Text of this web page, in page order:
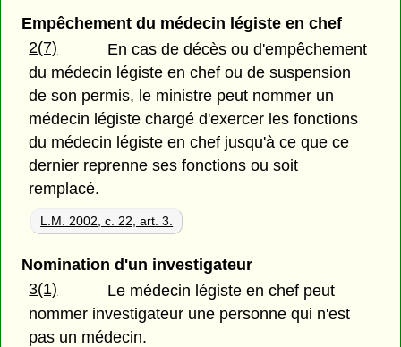
Empêchement du médecin légiste en chef
2(7)
En cas de décès ou d'empêchement
du médecin légiste en chef ou de suspension
de son permis, le ministre peut nommer un
médecin légiste chargé d'exercer les fonctions
du médecin légiste en chef jusqu'à ce que ce
dernier reprenne ses fonctions ou soit
remplacé.
L.M. 2002, c. 22, art. 3.
Nomination d'un investigateur
3(1)
Le médecin légiste en chef peut
nommer investigateur une personne qui n'est
pas un médecin.